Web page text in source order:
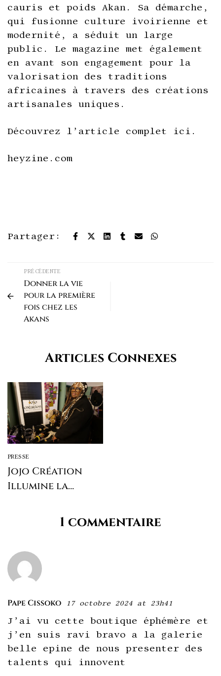
cauris et poids Akan. Sa démarche,
qui fusionne culture ivoirienne et
modernité, a séduit un large
public. Le magazine met également
en avant son engagement pour la
valorisation des traditions
africaines à travers des créations
artisanales uniques.
Découvrez l’article complet ici .
heyzine.com
Partager:
PRÉCÉDENTE
Donner la vie
pour la première
fois chez les
Akans
Articles Connexes
PRESSE
Jojo Création
Illumine la
1 commentaire
Pape Cissoko 17 octobre 2024 at 23h41
J’ai vu cette boutique éphémère et
j’en suis ravi bravo a la galerie
belle epine de nous presenter des
talents qui innovent